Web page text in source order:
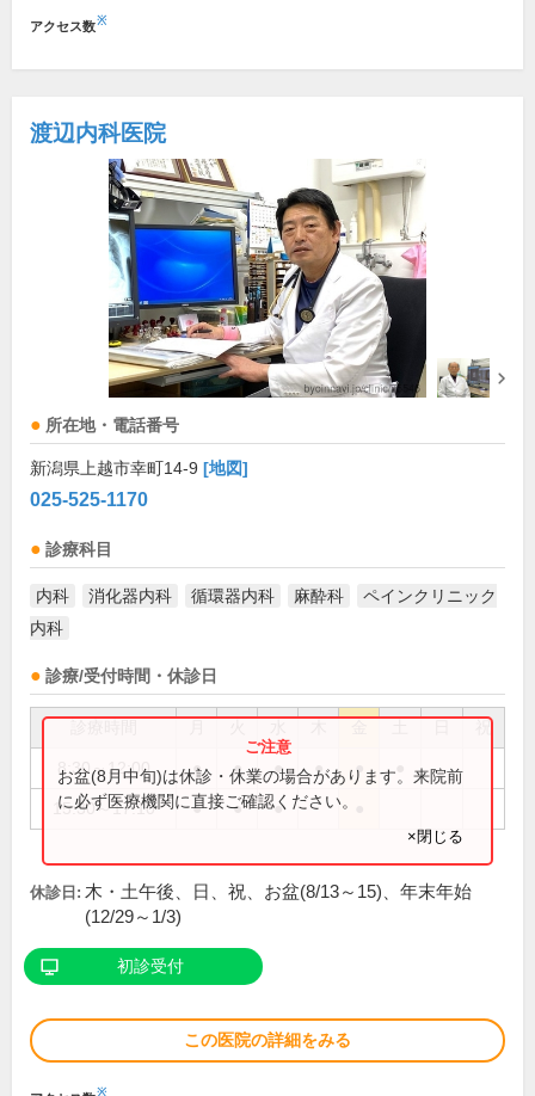
アクセス数※
渡辺内科医院
所在地・電話番号
新潟県上越市幸町14-9 [地図]
025-525-1170
診療科目
内科 消化器内科 循環器内科 麻酔科
ペインクリニック
内科
診療/受付時間・休診日
祝
8:30～12:00 ● ● ● ● ●
15:30～17:10 ● ● ●
お盆(8月中旬)は休診・休業の場合があります。来院前
に必ず医療機関に直接ご確認ください。
×閉じる
休診日: 木・土午後、日、祝、お盆(8/13～15)、年末年始
(12/29～1/3)
初診受付
この医院の詳細をみる
※